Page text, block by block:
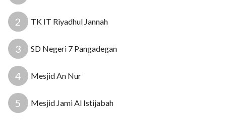
2 TK IT Riyadhul Jannah
3 SD Negeri 7 Pangadegan
4 Mesjid An Nur
5 Mesjid Jami Al Istijabah